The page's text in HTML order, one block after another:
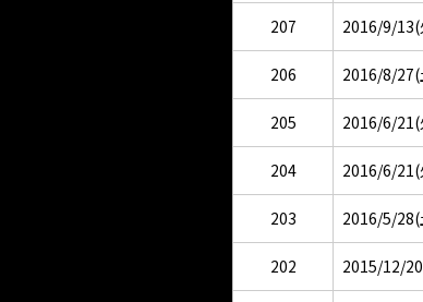
207 2016/9/13(
206 2016/8/27(
205 2016/6/21(
204 2016/6/21(
203 2016/5/28(
202 2015/12/